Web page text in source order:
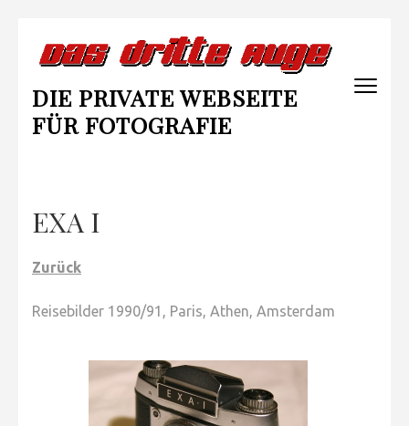
Inhalt
springen
(Enter
drücken)
DIE PRIVATE WEBSEITE
FÜR FOTOGRAFIE
EXA I
Zurück
Reisebilder 1990/91, Paris, Athen, Amsterdam